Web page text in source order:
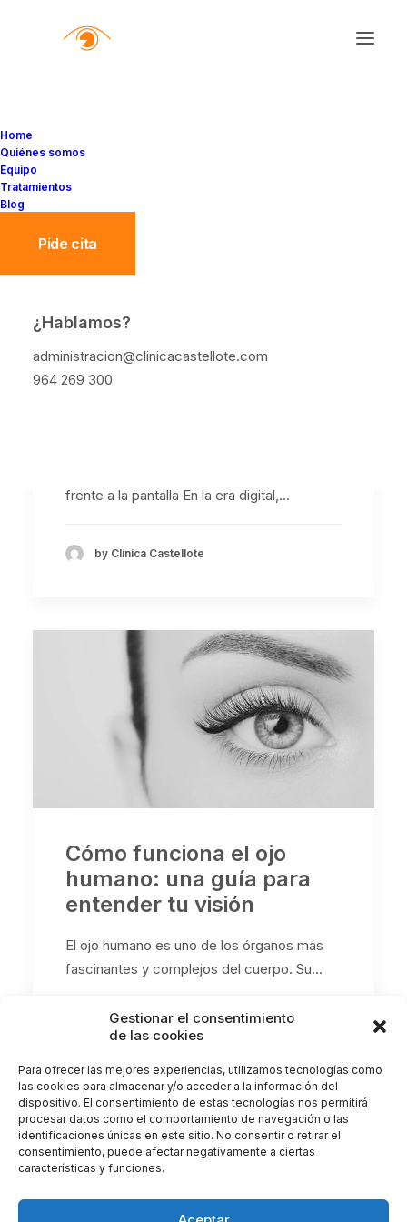
Gestionar el consentimiento
de las cookies
Para ofrecer las mejores experiencias, utilizamos tecnologías como
las cookies para almacenar y/o acceder a la información del
dispositivo. El consentimiento de estas tecnologías nos permitirá
procesar datos como el comportamiento de navegación o las
identificaciones únicas en este sitio. No consentir o retirar el
consentimiento, puede afectar negativamente a ciertas
características y funciones.
Home
Quiénes somos
Equipo
Tratamientos
Blog
Pide cita
¿Hablamos?
administracion@clinicacastellote.com
964 269 300
Los mejores ejercicios
para relajar la vista
frente a la pantalla En la era digital,…
by Clínica Castellote
Cómo funciona el ojo
humano: una guía para
entender tu visión
El ojo humano es uno de los órganos más
fascinantes y complejos del cuerpo. Su…
by Clínica Castellote